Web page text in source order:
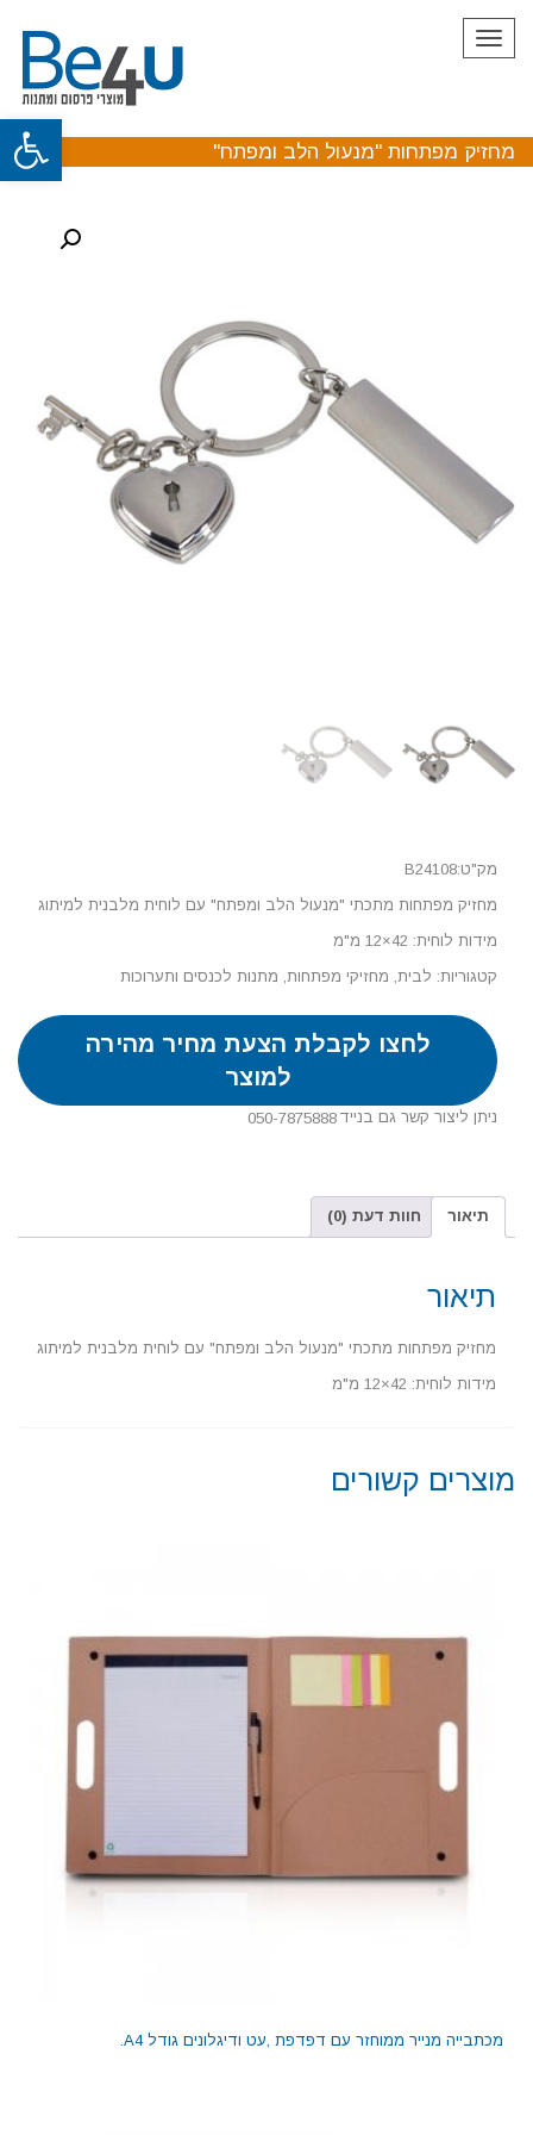
תפריט
מחזיק מפתחות "מנעול הלב ומפתח"
מק"ט:B24108
מחזיק מפתחות מתכתי "מנעול הלב ומפתח" עם לוחית מלבנית למיתוג
מידות לוחית: 42×12 מ"מ
ניתן ליצור קשר גם בנייד
קטגוריות: לבית מחזיקי מפתחות מתנות לכנסים ותערוכות
לחצו לקבלת הצעת מחיר מהירה
למוצר
050-7875888
תיאור חוות דעת (0)
תיאור
מחזיק מפתחות מתכתי "מנעול הלב ומפתח" עם לוחית מלבנית למיתוג
מידות לוחית: 42×12 מ"מ
מוצרים קשורים
מכתבייה מנייר ממוחזר עם דפדפת ,עט ודיגלונים גודל A4.